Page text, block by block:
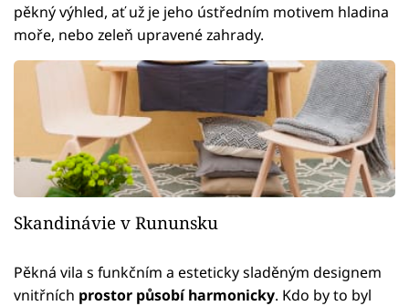
pěkný výhled, ať už je jeho ústředním motivem hladina
moře, nebo zeleň upravené zahrady.
Skandinávie v Rununsku
Pěkná vila s funkčním a esteticky sladěným designem
vnitřních prostor působí harmonicky. Kdo by to byl